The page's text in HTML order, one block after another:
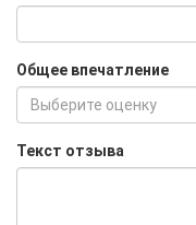
Общее впечатление
Выберите оценку
Текст отзыва